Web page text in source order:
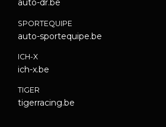
auto-dr.be
SPORTEQUIPE
auto-sportequipe.be
ICH-X
ich-x.be
TIGER
tigerracing.be